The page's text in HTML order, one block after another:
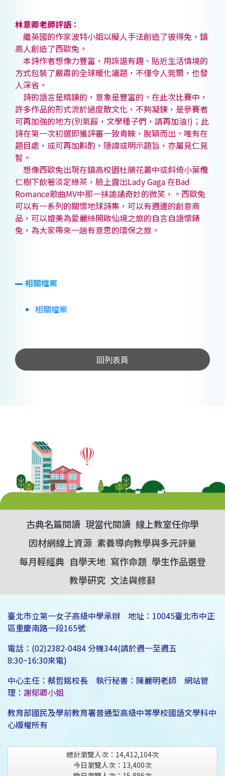
林意卿老師評語：
繼英國的作家波特小姐以擬人手法創造了彼得兔，鎮
高人創造了西歐兔。
本詩作者想像力豐富，用詼諧有趣、貼近生活情境的
方式包裝了嚴肅的全球暖化議題，不僅令人莞爾，也發
人深省。
詩的語言是精鍊的，意象是豐富的。在此次比賽中，
許多作品的形式流於過度散文化，不夠凝鍊，是參賽者
可再加強的地方(別氣餒，文學種子們，請再加油!)；此
詩在第一次初選即獲評審一致青睞，脫穎而出。唯有在
題目處，或可再加斟酌，隱諱或明示題旨，亦屬見仁見
智。
想像西歐兔出現在鎮高校園杜鵑花叢中或斜倚小葉欖
仁樹下飲著淡定綠茶，臉上露出Lady Gaga 在Bad
Romance歌曲MV中那一抹詭譎奇妙的微笑，。西歐兔
可以有一系列的關懷地球詩集，可以有週邊的創意商
品，可以媲美為愛麗絲開啟仙境之旅的自言自語懷錶
兔，為大家帶來一趟有意思的環保之旅。
相關檔案
相關檔案
回列表頁
古典名篇閱讀 現當代閱讀 線上教室任你學
因材網線上資源 素養導向教學與多元評量
每月輕經典 自學天地 寫作命題 學生作品選登
教學研究 文法與修辭
臺北市立第一女子高級中學承辦 地址：10045臺北市中正
區重慶南路一段165號
電話：(02)2382-0484 分機344(請於週一至週五
8:30~16:30來電)
中心主任：蔡哲銘校長 執行秘書：陳麗明老師 網站管
理： 謝郁卿小姐
教育部國民及學前教育署普通型高級中等學校國語文學科中
心版權所有
總計瀏覽人次： 14,412,104次
今日瀏覽人次： 13,400次